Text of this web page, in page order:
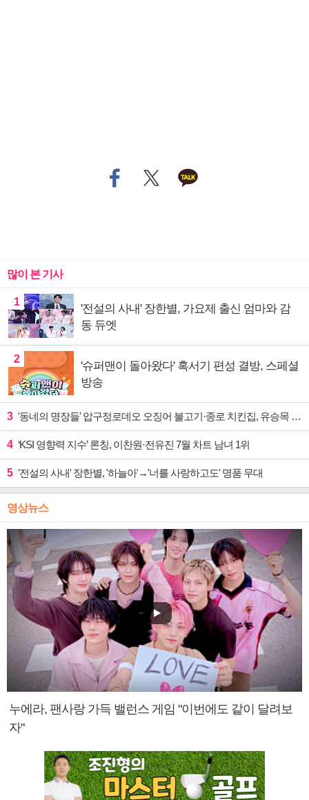
많이 본 기사
1
'전설의 사내' 장한별, 가요제 출신 엄마와 감
동 듀엣
2
'슈퍼맨이 돌아왔다' 혹서기 편성 결방, 스페셜
방송
3 '동네의 명장들' 압구정로데오 오징어 불고기·종로 치킨집, 유승목 입맛 저격
4 ‘KSI 영향력 지수’ 론칭, 이찬원·전유진 7월 차트 남녀 1위
5 '전설의 사내' 장한별, '하늘아'→'너를 사랑하고도' 명품 무대
영상뉴스
누에라, 팬사랑 가득 밸런스 게임 "이번에도 같이 달려보
자"